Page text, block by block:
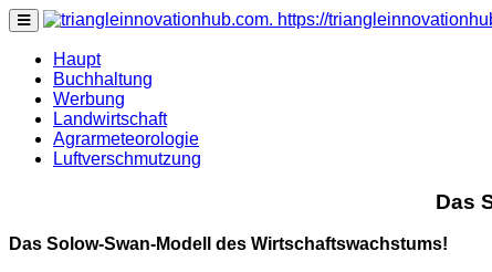
none https://
Haupt
Buchhaltung
Werbung
Landwirtschaft
Agrarmeteorologie
Luftverschmutzung
Das
Das Solow-Swan-Modell des Wirtschaftswachstums!